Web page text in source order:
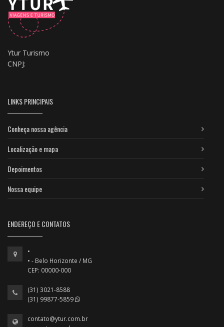
Ytur Turismo
CNPJ:
LINKS PRINCIPAIS
Conheça nossa agência
Localização e mapa
Depoimentos
Nossa equipe
ENDEREÇO E CONTATOS
•
• - Belo Horizonte / MG
CEP: 00000-000
(31) 3021-8588
(31) 99877-5859
contato@ytur.com.br